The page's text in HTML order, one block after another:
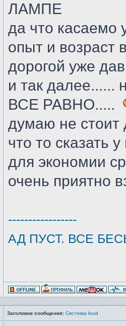
ЛАМПЕ
да что касаемо
опыт и возраст
дорогой уже
и так
ВСЕ РАВНО.....
думаю не стоит
что то сказать
для экономии
очень приятно
-----------------
АД ПУСТ. ВСЕ
Заголовок сообщения: Система loud